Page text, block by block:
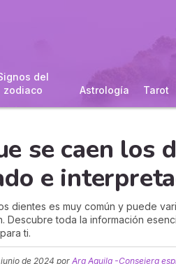
del
zodiaco
Astrología Tarot
se caen los
e
dientes es muy común y puede
Descubre toda la información
ti.
de 2024 por Ara Aquila -Consejera